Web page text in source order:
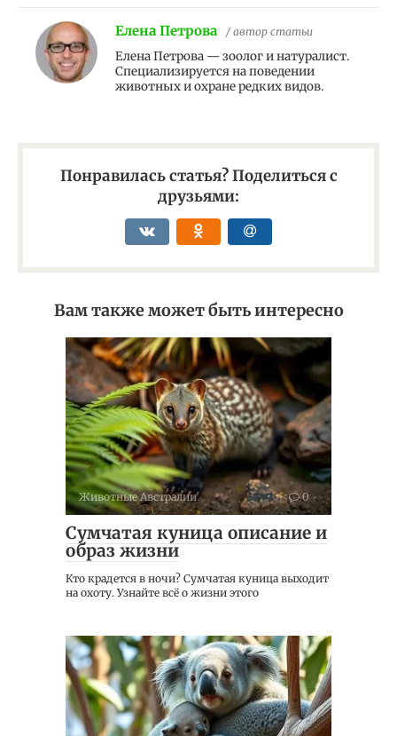
Елена Петрова / автор статьи
Елена Петрова — зоолог и натуралист.
Специализируется на поведении
животных и охране редких видов.
Понравилась статья? Поделиться с
друзьями:
Вам также может быть интересно
Животные Австралии 0
Сумчатая куница описание и
образ жизни
Кто крадется в ночи? Сумчатая куница выходит
на охоту. Узнайте всё о жизни этого